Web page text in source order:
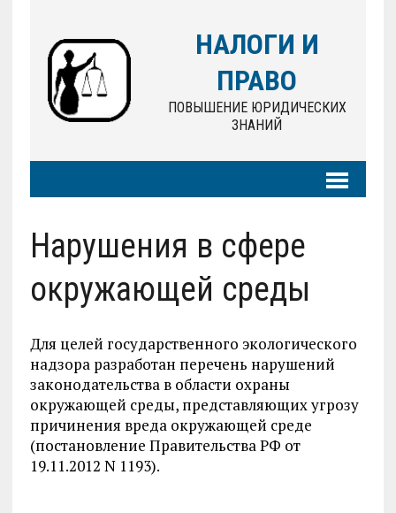
НАЛОГИ И
ПРАВО
ПОВЫШЕНИЕ ЮРИДИЧЕСКИХ
ЗНАНИЙ
Нарушения в сфере
окружающей среды
Для целей государственного экологического
надзора разработан перечень нарушений
законодательства в области охраны
окружающей среды, представляющих угрозу
причинения вреда окружающей среде
(постановление Правительства РФ от
19.11.2012 N 1193).